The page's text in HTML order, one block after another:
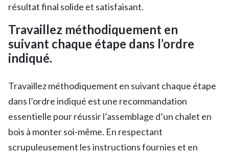
résultat final solide et satisfaisant.
Travaillez méthodiquement en
suivant chaque étape dans l’ordre
indiqué.
Travaillez méthodiquement en suivant chaque étape
dans l’ordre indiqué est une recommandation
essentielle pour réussir l’assemblage d’un chalet en
bois à monter soi-même. En respectant
scrupuleusement les instructions fournies et en